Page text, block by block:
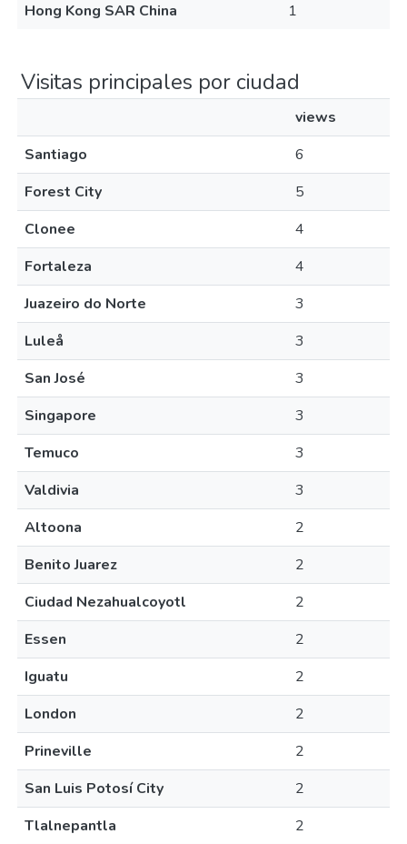
Hong Kong SAR China
1
Visitas principales por ciudad
views
Santiago
6
Forest City
5
Clonee
4
Fortaleza
4
Juazeiro do Norte
3
Luleå
3
San José
3
Singapore
3
Temuco
3
Valdivia
3
Altoona
2
Benito Juarez
2
Ciudad Nezahualcoyotl
2
Essen
2
Iguatu
2
London
2
Prineville
2
San Luis Potosí City
2
Tlalnepantla
2